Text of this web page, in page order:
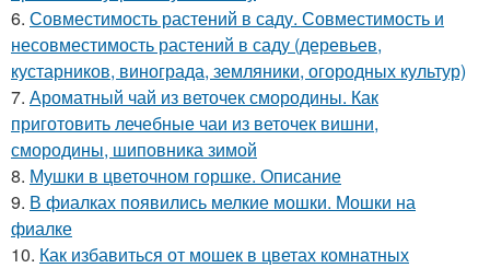
6. Совместимость растений в саду. Совместимость и
несовместимость растений в саду (деревьев,
кустарников, винограда, земляники, огородных культур)
7. Ароматный чай из веточек смородины. Как
приготовить лечебные чаи из веточек вишни,
смородины, шиповника зимой
8. Мушки в цветочном горшке. Описание
9. В фиалках появились мелкие мошки. Мошки на
фиалке
10. Как избавиться от мошек в цветах комнатных